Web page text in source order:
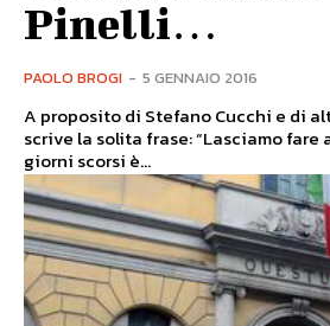
Pinelli…
PAOLO BROGI - 5 GENNAIO 2016
A proposito di Stefano Cucchi e di
scrive la solita frase: “Lasciamo fare
giorni scorsi è...